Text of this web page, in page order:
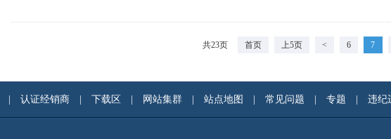
共23页 首页 上5页 < 6 7
认证经销商 下载区 网站集群 站点地图 常见问题 专题 违纪